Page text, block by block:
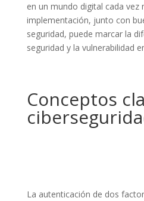
en un mundo digital cada vez
implementación, junto con
seguridad, puede marcar la
seguridad y la vulnerabilidad
Conceptos
La autenticación de dos